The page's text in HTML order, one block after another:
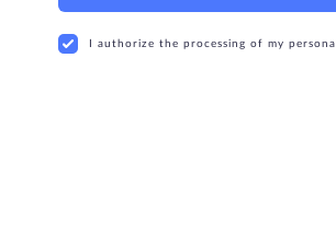
I authorize the processing of my